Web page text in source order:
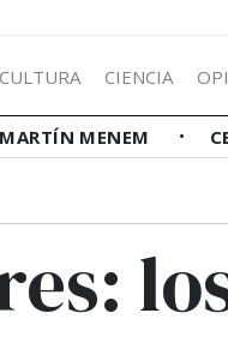
CULTURA CIENCIA
MARTÍN MENEM